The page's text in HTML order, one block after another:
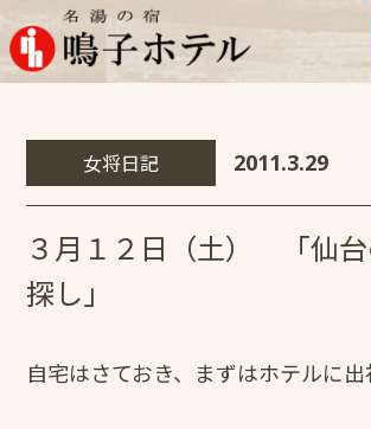
女将日記 2011.3.29
３月１２日（土） 「仙
探し」
自宅はさておき、まずはホテルに出